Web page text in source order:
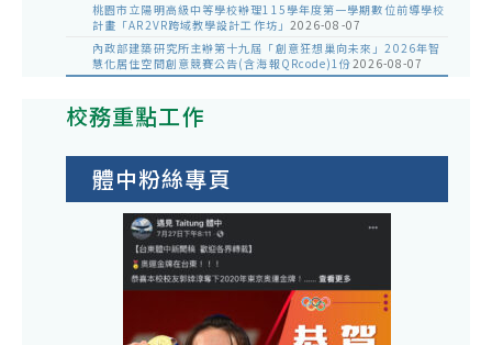
桃園市立陽明高級中等學校辦理115學年度第一學期數位前導學校
計畫「AR2VR跨域教學設計工作坊」 2026-08-07
內政部建築研究所主辦第十九屆「創意狂想巢向未來」2026年智
慧化居住空間創意競賽公告(含海報QRcode)1份2026-08-07
校務重點工作
體中粉絲專頁